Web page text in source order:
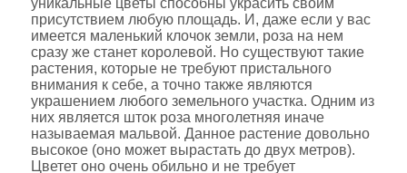
уникальные цветы способны украсить своим
присутствием любую площадь. И, даже если у вас
имеется маленький клочок земли, роза на нем
сразу же станет королевой. Но существуют такие
растения, которые не требуют пристального
внимания к себе, а точно также являются
украшением любого земельного участка. Одним из
них является шток роза многолетняя иначе
называемая мальвой. Данное растение довольно
высокое (оно может вырастать до двух метров).
Цветет оно очень обильно и не требует